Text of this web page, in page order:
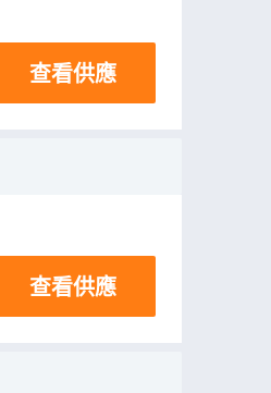
查看供應
查看供應